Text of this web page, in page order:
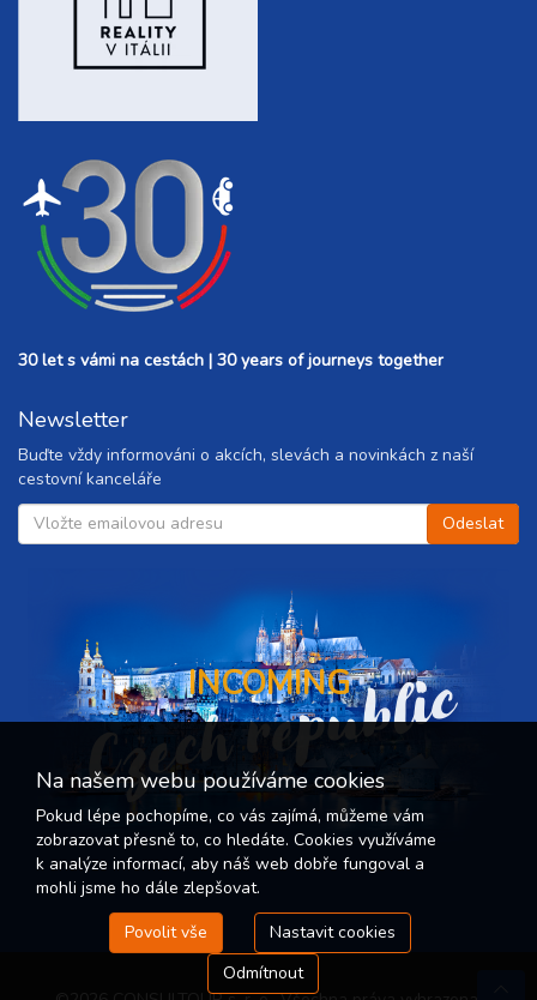
30 let s vámi na cestách | 30 years of journeys together
Newsletter
Buďte vždy informováni o akcích, slevách a novinkách z naší
cestovní kanceláře
INCOMING
Czech republic
Na našem webu používáme cookies
Pokud lépe pochopíme, co vás zajímá, můžeme vám
zobrazovat přesně to, co hledáte. Cookies využíváme
k analýze informací, aby náš web dobře fungoval a
mohli jsme ho dále zlepšovat.
Povolit vše
Nastavit cookies
Odmítnout